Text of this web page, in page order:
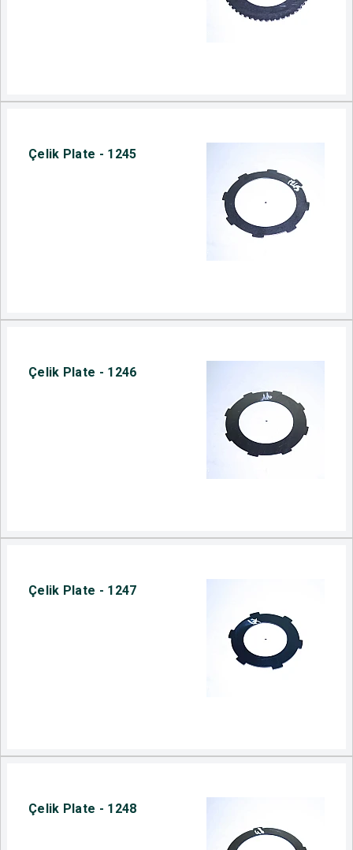
Çelik Plate - 1245
Çelik Plate - 1246
Çelik Plate - 1247
Çelik Plate - 1248